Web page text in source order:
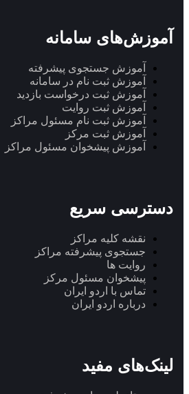
آموزش‌های سامانه
آموزش جستجوی پیشرفته
آموزش ثبت نام در سامانه
آموزش ثبت درخواست بازدید
آموزش ثبت روایت
آموزش ثبت نام مسئول مراکز
آموزش ثبت مرکز
آموزش پیشخوان مسئول مراکز
دسترسی سریع
نقشه کلیه مراکز
جستجوی پیشرفته مراکز
روایت ها
پیشخوان مسئول مرکز
تماس با اردو ایران
درباره اردو ایران
لینک‌های مفید